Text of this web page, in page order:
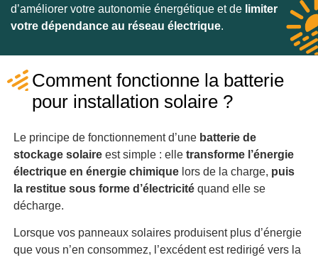
d’améliorer votre autonomie énergétique et de limiter
votre dépendance au réseau électrique.
Comment fonctionne la batterie
pour installation solaire ?
Le principe de fonctionnement d’une batterie de
stockage solaireest simple : elle transforme l’énergie
électrique en énergie chimiquelors de la charge, puis
la restitue sous forme d’électricitéquand elle se
décharge.
Lorsque vos panneaux solaires produisent plus d’énergie
que vous n’en consommez, l’excédent est redirigé vers la